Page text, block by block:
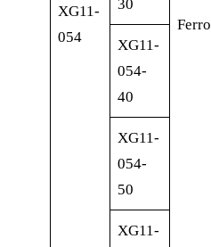
XG11-
054
Ferro
30
XG11-
054-
40
XG11-
054-
50
XG11-